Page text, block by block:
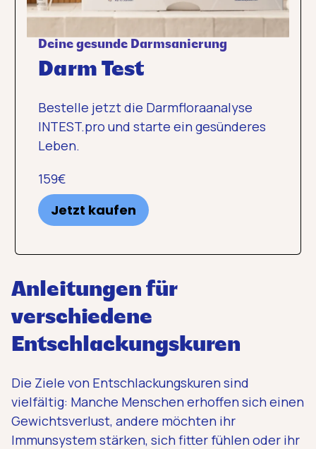
Deine gesunde Darmsanierung
Darm Test
Bestelle jetzt die Darmfloraanalyse
INTEST.pro und starte ein gesünderes
Leben.
159€
Jetzt kaufen
Anleitungen für
verschiedene
Entschlackungskuren
Die Ziele von Entschlackungskuren sind
vielfältig: Manche Menschen erhoffen sich einen
Gewichtsverlust, andere möchten ihr
Immunsystem stärken, sich fitter fühlen oder ihr